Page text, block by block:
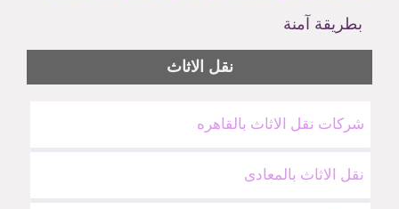
بطريقة آمنة
نقل الاثاث
شركات نقل الاثاث بالقاهره
نقل الاثاث بالمعادى